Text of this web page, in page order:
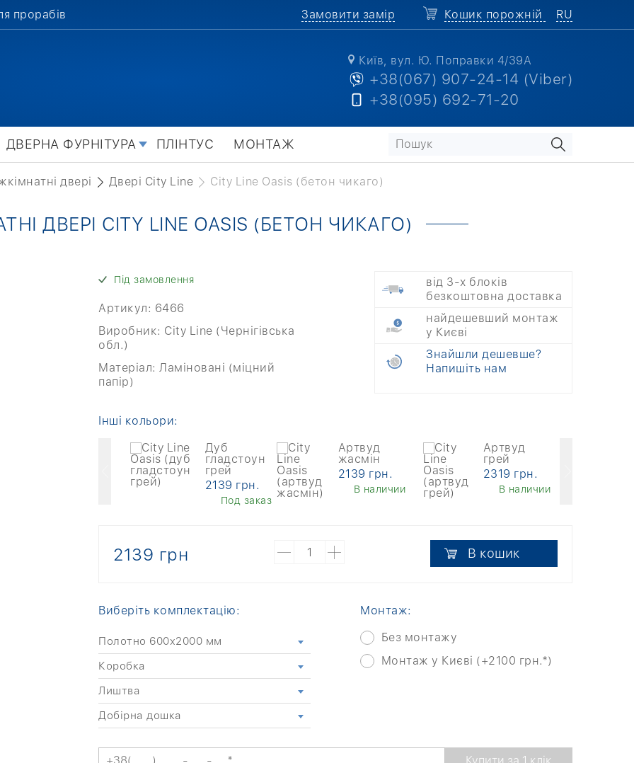
прорабів Замовити замір Кошик порожній RU
Київ, вул. Ю. Поправки 4/39А
+38(067) 907-24-14 (Viber)
+38(095) 692-71-20
ДВЕРНА ФУРНІТУРА ПЛІНТУС МОНТАЖ
двері Двері City Line City Line Oasis (бетон чикаго)
ДВЕРІ CITY LINE OASIS (БЕТОН ЧИКАГО)
Під замовлення
Артикул: 6466
Виробник: City Line (Чернігівська
обл.)
Матеріал: Ламіновані (міцний
папір)
від 3-х блоків
безкоштовна доставка
найдешевший монтаж
у Києві
Знайшли дешевше?
Напишіть нам
Інші кольори:
Дуб
гладстоун
грей
2139 грн.
Под заказ
Артвуд
жасмін
2139 грн.
В наличии
Артвуд
грей
2319 грн.
В наличии
2139 грн В кошик
Виберіть комплектацію:
Полотно 600x2000 мм
Коробка
Лиштва
Добірна дошка
Монтаж:
Без монтажу
Монтаж у Києві (+2100 грн.*)